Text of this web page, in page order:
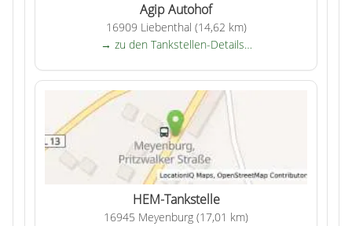
Agip Autohof
16909 Liebenthal (14,62 km)
→ zu den Tankstellen-Details…
HEM-Tankstelle
16945 Meyenburg (17,01 km)